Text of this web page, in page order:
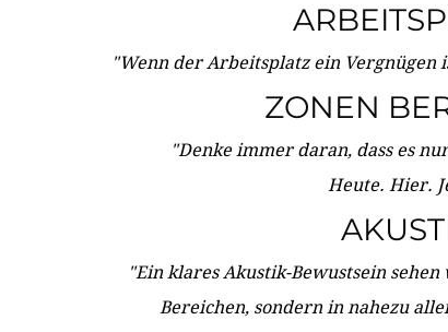
"Wenn der Arbeitsplatz ein Vergnügen
ZONEN
"Denke immer daran, dass es
Heute. Hier.
"Ein klares Akustik-Bewustsein
Bereichen, sondern in nahezu